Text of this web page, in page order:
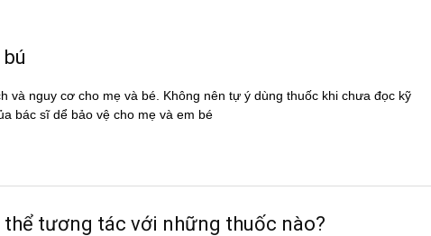
và nguy cơ cho mẹ và bé. Không nên tự ý dùng thuốc khi chưa đọc kỹ
bác sĩ dể bảo vệ cho mẹ và em bé
thể tương tác với những thuốc nào?